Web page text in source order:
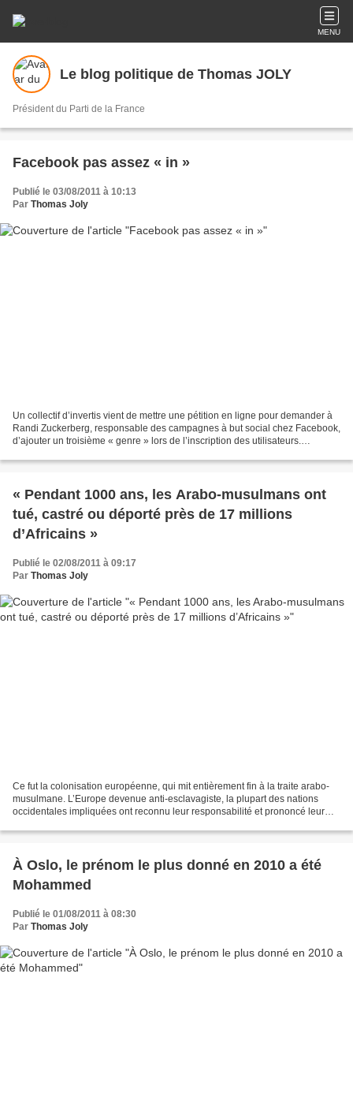
MENU
Le blog politique de Thomas JOLY
Président du Parti de la France
Facebook pas assez « in »
Publié le 03/08/2011 à 10:13
Par Thomas Joly
Un collectif d’invertis vient de mettre une pétition en ligne pour demander à
Randi Zuckerberg, responsable des campagnes à but social chez Facebook,
d’ajouter un troisième « genre » lors de l’inscription des utilisateurs.
« Pendant 1000 ans, les Arabo-musulmans ont
tué, castré ou déporté près de 17 millions
d’Africains »
Publié le 02/08/2011 à 09:17
Par Thomas Joly
Ce fut la colonisation européenne, qui mit entièrement fin à la traite arabo-
musulmane. L’Europe devenue anti-esclavagiste, la plupart des nations
occidentales impliquées ont reconnu leur responsabilité et prononcé leur
À Oslo, le prénom le plus donné en 2010 a été
Mohammed
Publié le 01/08/2011 à 08:30
Par Thomas Joly